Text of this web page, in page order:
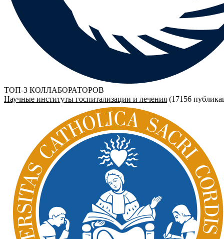
ТОП-3 КОЛЛАБОРАТОРОВ
Научные институты госпитализации и лечения (17156